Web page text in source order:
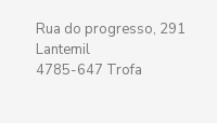
Rua do progresso, 291
Lantemil
4785-647 Trofa